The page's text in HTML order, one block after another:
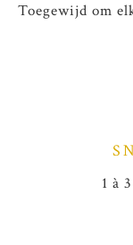
Toegewijd om
1 à